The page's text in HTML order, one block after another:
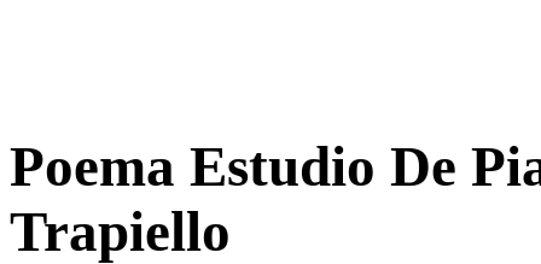
Poema Estudio De
Trapiello